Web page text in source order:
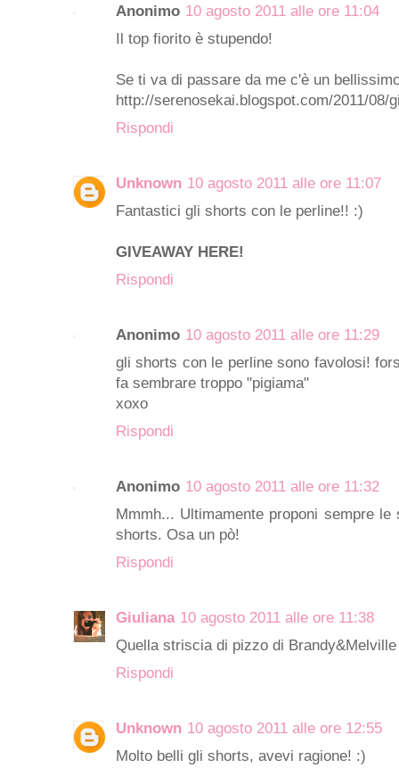
Anonimo 10 agosto 2011 alle ore 11:04
Il top fiorito è stupendo!
Se ti va di passare da me c'è un
http://serenosekai.blogspot.com/2011/08/
Rispondi
Unknown 10 agosto 2011 alle ore 11:07
Fantastici gli shorts con le perline!! :)
GIVEAWAY HERE!
Rispondi
Anonimo 10 agosto 2011 alle ore 11:29
gli shorts con le perline sono favolosi!
fa sembrare troppo "pigiama"
xoxo
Rispondi
Anonimo 10 agosto 2011 alle ore 11:32
Mmmh... Ultimamente proponi sempre
shorts. Osa un pò!
Rispondi
Giuliana 10 agosto 2011 alle ore 11:38
Quella striscia di pizzo di
Rispondi
Unknown 10 agosto 2011 alle ore 12:55
Molto belli gli shorts, avevi ragione! :)